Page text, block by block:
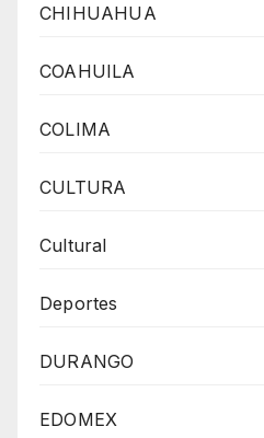
CHIHUAHUA
COAHUILA
COLIMA
CULTURA
Cultural
Deportes
DURANGO
EDOMEX